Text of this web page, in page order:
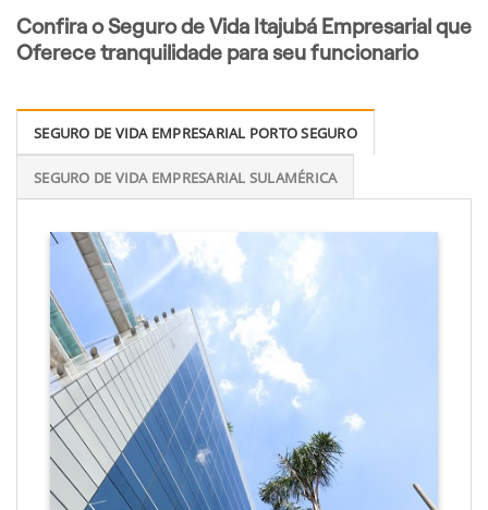
Confira o Seguro de Vida Itajubá Empresarial que
Oferece tranquilidade para seu funcionario
SEGURO DE VIDA EMPRESARIAL PORTO SEGURO
SEGURO DE VIDA EMPRESARIAL SULAMÉRICA